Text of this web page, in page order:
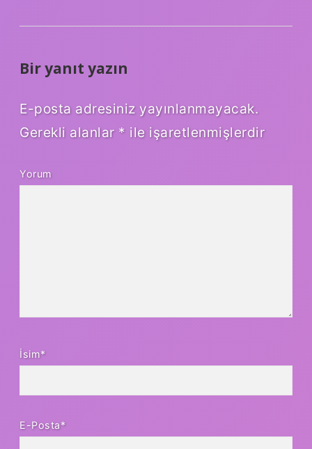
Bir yanıt yazın
E-posta adresiniz yayınlanmayacak.
Gerekli alanlar * ile işaretlenmişlerdir
Yorum
İsim*
E-Posta*